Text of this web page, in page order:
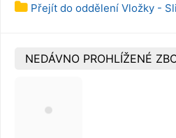
Přejít do oddělení Vložky -
NEDÁVNO PROHLÍŽENÉ